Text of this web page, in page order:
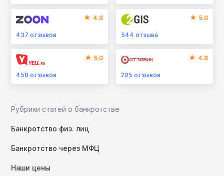
4.8
437 отзывов
5.0
544отзыва
5.0
458 отзывов
4.8
205отзывов
Рубрики статей о банкротстве
Банкротство физ. лиц
Банкротство через МФЦ
Наши цены